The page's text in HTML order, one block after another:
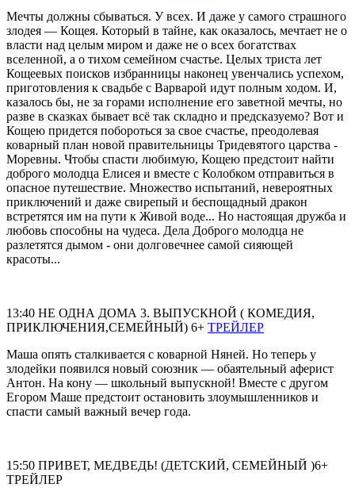
Мечты должны сбываться. У всех. И даже у самого страшного
злодея — Кощея. Который в тайне, как оказалось, мечтает не о
власти над целым миром и даже не о всех богатствах
вселенной, а о тихом семейном счастье. Целых триста лет
Кощеевых поисков избранницы наконец увенчались успехом,
приготовления к свадьбе с Варварой идут полным ходом. И,
казалось бы, не за горами исполнение его заветной мечты, но
разве в сказках бывает всё так складно и предсказуемо? Вот и
Кощею придется побороться за свое счастье, преодолевая
коварный план новой правительницы Тридевятого царства -
Моревны. Чтобы спасти любимую, Кощею предстоит найти
доброго молодца Елисея и вместе с Колобком отправиться в
опасное путешествие. Множество испытаний, невероятных
приключений и даже свирепый и беспощадный дракон
встретятся им на пути к Живой воде... Но настоящая дружба и
любовь способны на чудеса. Дела Доброго молодца не
разлетятся дымом - они долговечнее самой сияющей
красоты...
13:40 НЕ ОДНА ДОМА 3. ВЫПУСКНОЙ ( КОМЕДИЯ,
ПРИКЛЮЧЕНИЯ,СЕМЕЙНЫЙ) 6+ ТРЕЙЛЕР
Маша опять сталкивается с коварной Няней. Но теперь у
злодейки появился новый союзник — обаятельный аферист
Антон. На кону — школьный выпускной! Вместе с другом
Егором Маше предстоит остановить злоумышленников и
спасти самый важный вечер года.
15:50 ПРИВЕТ, МЕДВЕДЬ! (ДЕТСКИЙ, СЕМЕЙНЫЙ )6+
ТРЕЙЛЕР